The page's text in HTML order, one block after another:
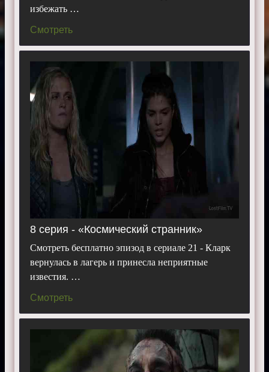
избежать …
Смотреть
8 серия - «Космический странник»
Смотреть бесплатно эпизод в сериале 21 - Кларк
вернулась в лагерь и принесла неприятные
известия. …
Смотреть